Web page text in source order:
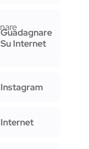
Guadagnare
Su Internet
Instagram
Internet